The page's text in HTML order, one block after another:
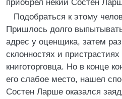
приобрел некий Состен
Подобраться к этому
Пришлось долго
адрес у оценщика, затем
склонностях и
книготорговца. Но в конце
его слабое место, нашел
Состен Ларше оказался